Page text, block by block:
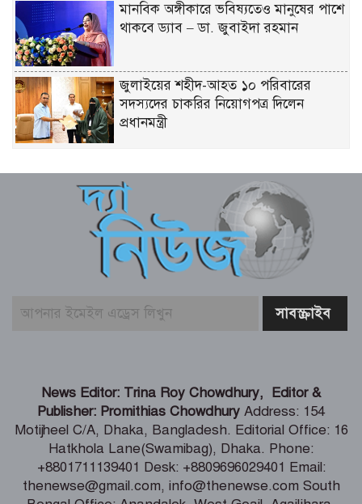
মানবিক অঙ্গীকারে ভবিষ্যতেও মানুষের পাশে
থাকবে ড্যাব – ডা. জুবাইদা রহমান
জুলাইয়ের শহীদ-আহত ১০ পরিবারের
সদস্যদের চাকরির নিয়োগপত্র দিলেন
প্রধানমন্ত্রী
আন্দোলনের ফসল – স্বরাষ্ট্রমন্ত্রী
জ্বালানি সংকট মোকাবিলায় সরকার সর্বোচ্চ
চেষ্টা করছে – প্রধানমন্ত্রী
জুলাই গণঅভ্যুত্থানের দুই যোদ্ধাকে
অটোরিকশা-রিকশা উপহার দিলেন প্রধানমন্ত্রী
চলনবিলে সমন্বিত ইকো-ট্যুরিজম প্রকল্পের
সম্ভাব্যতা যাচাই শুরু -বিমান মন্ত্রী
রাতের আধাঁরে সামাজিক বনায়নের গাছ লুট
News Editor: Trina Roy Chowdhury, Editor &
Publisher: Promithias Chowdhury Address: 154
Motijheel C/A, Dhaka, Bangladesh. Editorial Office: 16
Hatkhola Lane(Swamibag), Dhaka. Phone:
+8801711139401 Desk: +8809696029401 Email:
thenewse@gmail.com, info@thenewse.com South